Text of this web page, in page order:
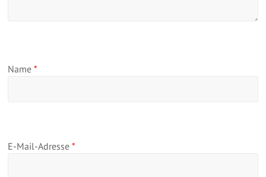
Name*
E-Mail-Adresse*